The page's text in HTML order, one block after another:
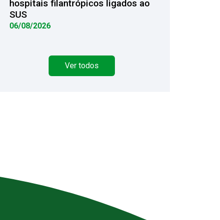
hospitais filantrópicos ligados ao
SUS
06/08/2026
Ver todos